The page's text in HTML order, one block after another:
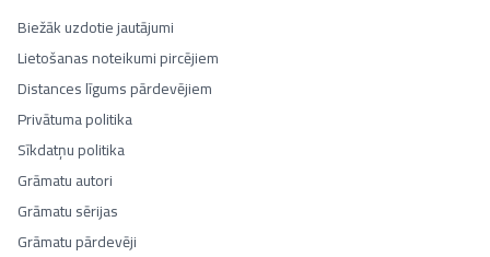
Biežāk uzdotie jautājumi
Lietošanas noteikumi pircējiem
Distances līgums pārdevējiem
Privātuma politika
Sīkdatņu politika
Grāmatu autori
Grāmatu sērijas
Grāmatu pārdevēji